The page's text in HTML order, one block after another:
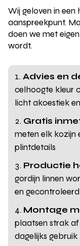
Wij geloven in een
aanspreekpunt.
doen we met
wordt.
Advies en
celhoogte kleur
licht akoestiek
Gratis
meten elk kozijn
plintdetails
Productie
gordijn linnen
en gecontroleerd
Montage
plaatsen strak
dagelijks gebruik